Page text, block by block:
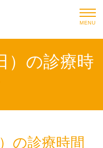
MENU
）の診療時
の診療時間